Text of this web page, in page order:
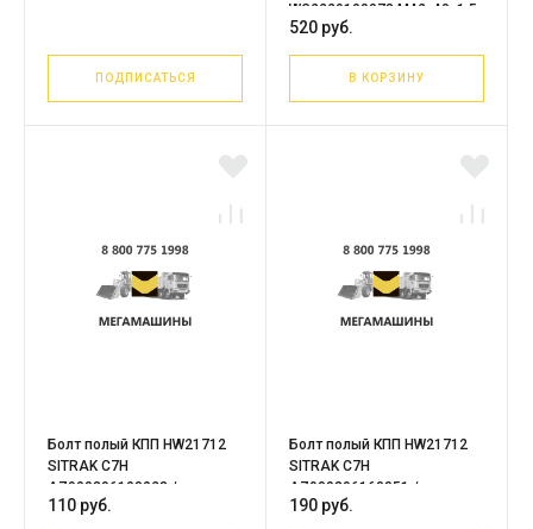
ПОДПИСАТЬСЯ
WG2229100073 М42х40х1,5
520 руб.
В КОРЗИНУ
Болт полый КПП HW21712
SITRAK C7H
AZ900396100023 /
Оригинал
110 руб.
Болт полый КПП HW21712
SITRAK C7H
AZ900396160051 /
Оригинал
190 руб.